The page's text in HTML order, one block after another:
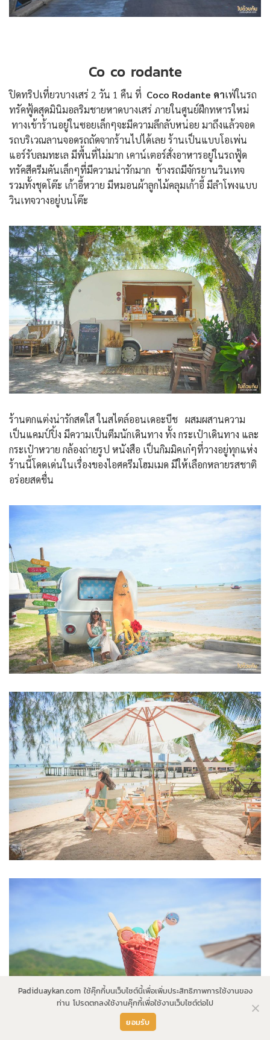
Co co rodante
ปิดทริปเที่ยวบางเสร่ 2 วัน 1 คืน ที่ Coco Rodante คาเฟ่ในรถ
ทรัคฟู้ดสุดมินิมอลริมชายหาดบางเสร่ ภายในศูนย์ฝึกทหารใหม่
ทางเข้าร้านอยู่ในซอยเล็กๆจะมีความลึกลับหน่อย มาถึงแล้วจอด
รถบริเวณลานจอดรถถัดจากร้านไปได้เลย ร้านเป็นแบบโอเพ่น
แอร์รับลมทะเล มีพื้นที่ไม่มาก เคาน์เตอร์สั่งอาหารอยู่ในรถฟู้ด
ทรัคสีครีมคันเล็กๆที่มีความน่ารักมาก ข้างรถมีจักรยานวินเทจ
รวมทั้งชุดโต๊ะ เก้าอี้หวาย มีหมอนผ้าลูกไม้คลุมเก้าอี้ มีลำโพงแบบ
วินเทจวางอยู่บนโต๊ะ
ร้านตกแต่งน่ารักสดใส ในสไตล์ออนเดอะบีช ผสมผสานความ
เป็นแคมป์ปิ้ง มีความเป็นตีมนักเดินทาง ทั้ง กระเป๋าเดินทาง และ
กระเป๋าหวาย กล้องถ่ายรูป หนังสือ เป็นกิมมิคเก๋ๆที่วางอยู่ทุกแห่ง
ร้านนี้โดดเด่นในเรื่องของไอศครีมโฮมเมด มีให้เลือกหลายรสชาติ
อร่อยสดชื่น
Padiduaykan.com ใช้คุ๊กกี้บนเว็บไซต์นี้เพื่อเพิ่มประสิทธิภาพการใช้งานของ
ท่าน โปรดตกลงใช้งานคุ๊กกี้เพื่อใช้งานเว็บไซต์ต่อไป
ยอมรับ